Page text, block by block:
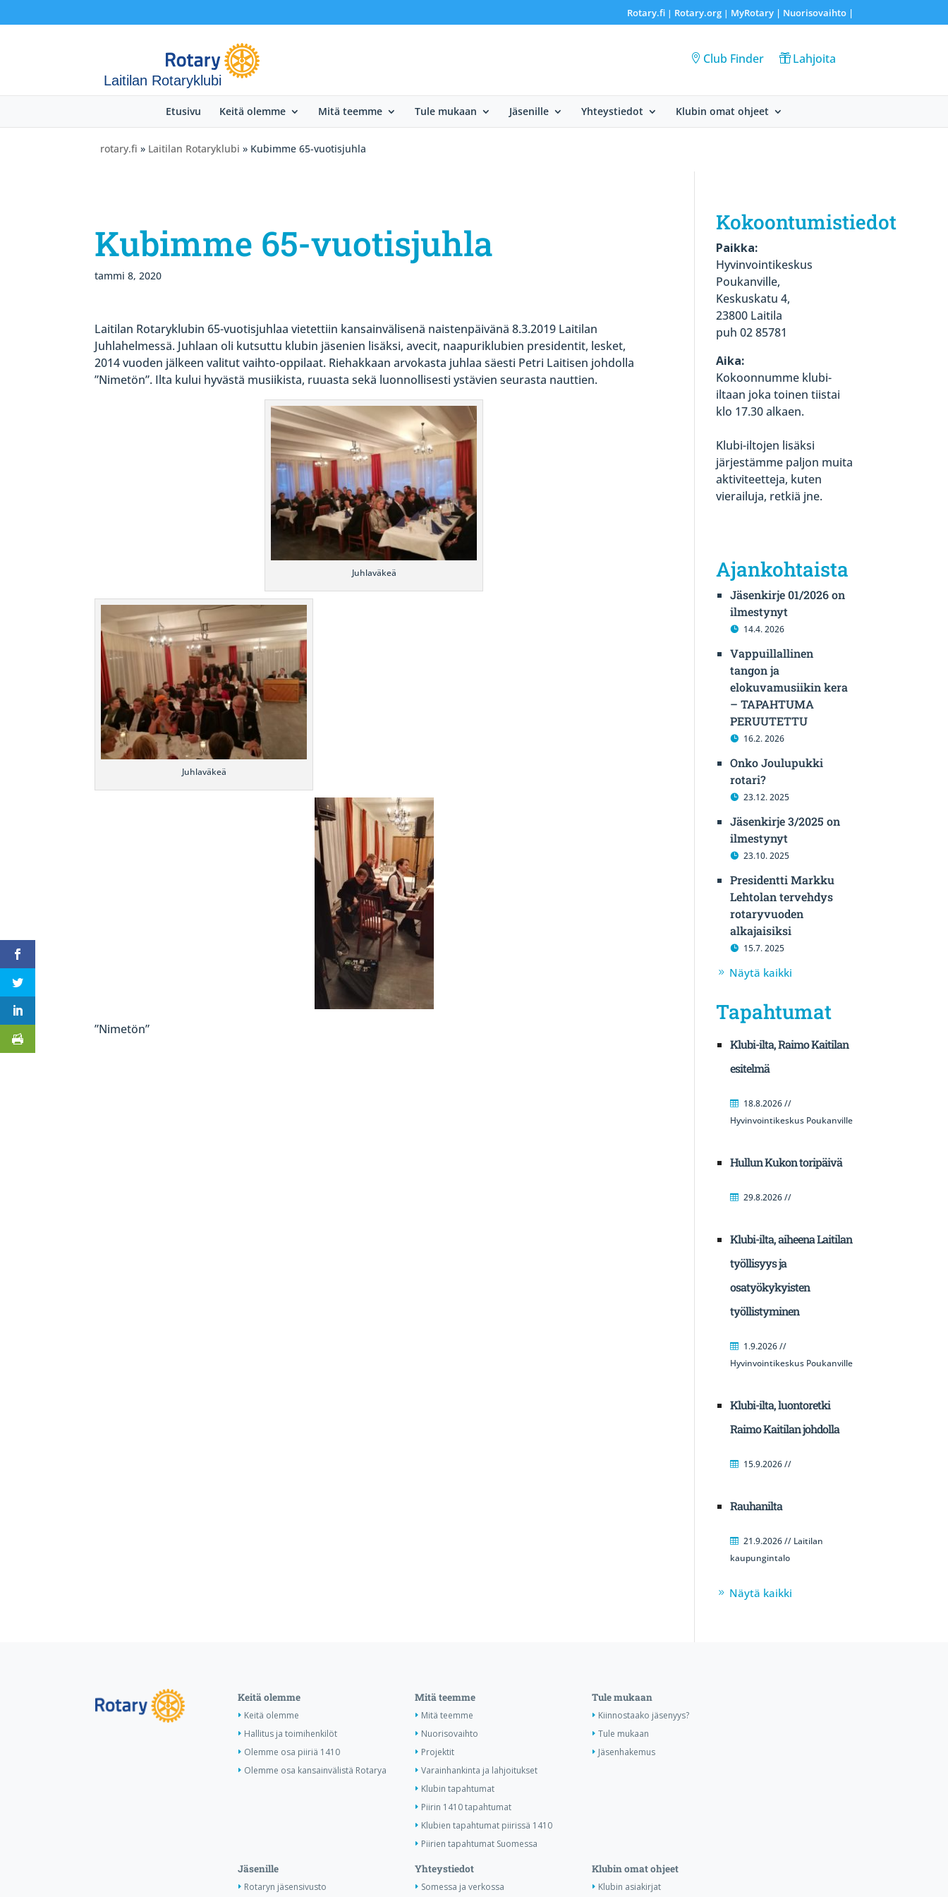
Rotary.fi| Rotary.org| MyRotary | Nuorisovaihto|
Laitilan Rotaryklubi
Club Finder Lahjoita
Etusivu Keitä olemme Mitä teemme Tule mukaan Jäsenille Yhteystiedot Klubin omat ohjeet
rotary.fi » Laitilan Rotaryklubi » Kubimme 65-vuotisjuhla
Kubimme 65-vuotisjuhla
tammi 8, 2020
Laitilan Rotaryklubin 65-vuotisjuhlaa vietettiin kansainvälisenä naistenpäivänä 8.3.2019 Laitilan
Juhlahelmessä. Juhlaan oli kutsuttu klubin jäsenien lisäksi, avecit, naapuriklubien presidentit, lesket,
2014 vuoden jälkeen valitut vaihto-oppilaat. Riehakkaan arvokasta juhlaa säesti Petri Laitisen johdolla
”Nimetön”. Ilta kului hyvästä musiikista, ruuasta sekä luonnollisesti ystävien seurasta nauttien.
Juhlaväkeä
Juhlaväkeä
”Nimetön”
Kokoontumistiedot
Paikka:
Hyvinvointikeskus
Poukanville,
Keskuskatu 4,
23800 Laitila
puh 02 85781
Aika:
Kokoonnumme klubi-
iltaan joka toinen tiistai
klo 17.30 alkaen.
Klubi-iltojen lisäksi
järjestämme paljon muita
aktiviteetteja, kuten
vierailuja, retkiä jne.
Ajankohtaista
Jäsenkirje 01/2026 on
ilmestynyt
14.4. 2026
Vappuillallinen
tangon ja
elokuvamusiikin kera
– TAPAHTUMA
PERUUTETTU
16.2. 2026
Onko Joulupukki
rotari?
23.12. 2025
Jäsenkirje 3/2025 on
ilmestynyt
23.10. 2025
Presidentti Markku
Lehtolan tervehdys
rotaryvuoden
alkajaisiksi
15.7. 2025
Näytä kaikki
Tapahtumat
Klubi-ilta, Raimo Kaitilan
esitelmä
18.8.2026 //
Hyvinvointikeskus Poukanville
Hullun Kukon toripäivä
29.8.2026 //
Klubi-ilta, aiheena Laitilan
työllisyys ja
osatyökykyisten
työllistyminen
1.9.2026 //
Hyvinvointikeskus Poukanville
Klubi-ilta, luontoretki
Raimo Kaitilan johdolla
15.9.2026 //
Rauhanilta
21.9.2026 // Laitilan
kaupungintalo
Näytä kaikki
Keitä olemme
Keitä olemme
Hallitus ja toimihenkilöt
Olemme osa piiriä 1410
Olemme osa kansainvälistä Rotarya
Mitä teemme
Mitä teemme
Nuorisovaihto
Projektit
Varainhankinta ja lahjoitukset
Klubin tapahtumat
Piirin 1410 tapahtumat
Klubien tapahtumat piirissä 1410
Piirien tapahtumat Suomessa
Tule mukaan
Kiinnostaako jäsenyys?
Tule mukaan
Jäsenhakemus
Jäsenille
Rotaryn jäsensivusto
Yhteystiedot
Somessa ja verkossa
Klubin omat ohjeet
Klubin asiakirjat